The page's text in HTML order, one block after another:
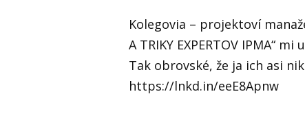
Kolegovia – projektoví
A TRIKY EXPERTOV IPMA“
Tak obrovské, že ja ich asi
https://lnkd.in/eeE8Apnw